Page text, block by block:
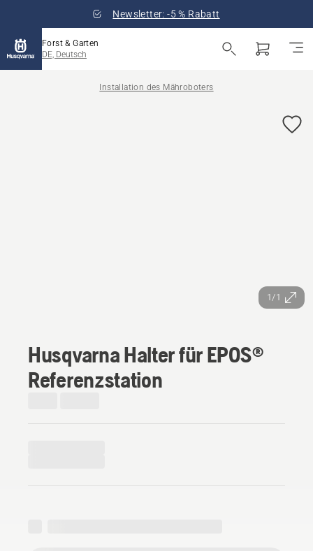
Newsletter: -5 % Rabatt
Forst & Garten
DE, Deutsch
Installation des Mähroboters
1/1
Husqvarna Halter für EPOS®
Referenzstation